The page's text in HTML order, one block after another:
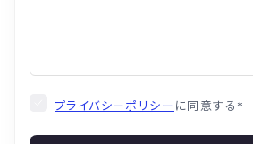
プライバシーポリシー に同意する *